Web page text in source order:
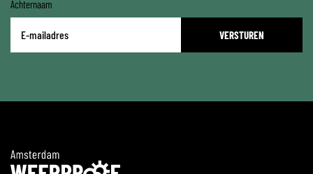
Achternaam
mailadres